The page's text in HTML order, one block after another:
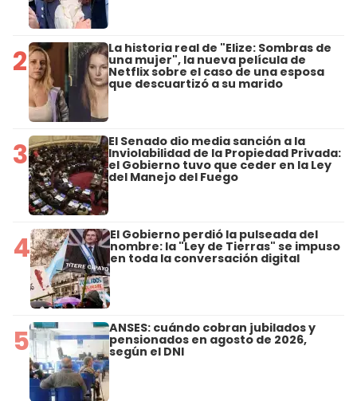
2 La historia real de "Elize: Sombras de
una mujer", la nueva película de
Netflix sobre el caso de una esposa
que descuartizó a su marido
3 El Senado dio media sanción a la
Inviolabilidad de la Propiedad Privada:
el Gobierno tuvo que ceder en la Ley
del Manejo del Fuego
4 El Gobierno perdió la pulseada del
nombre: la "Ley de Tierras" se impuso
en toda la conversación digital
5 ANSES: cuándo cobran jubilados y
pensionados en agosto de 2026,
según el DNI